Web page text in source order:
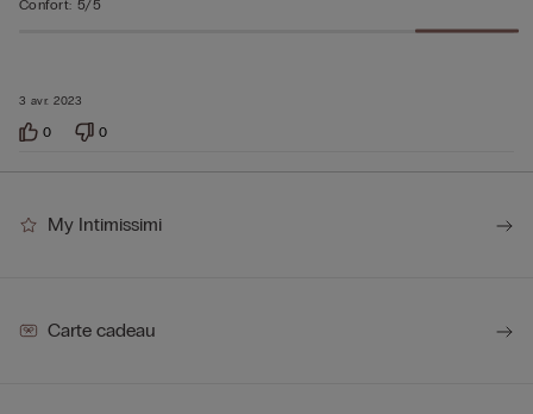
3 avr. 2023
Confort: 5/5
0 0
My Intimissimi
Carte cadeau